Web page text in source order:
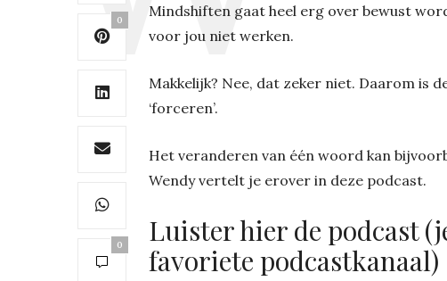
0
0
Mindshiften gaat heel erg over bewust
voor jou niet werken.
Makkelijk? Nee, dat zeker niet. Daarom is
‘forceren’.
Het veranderen van één woord kan
Wendy vertelt je erover in deze podcast.
Luister hier de podcast
favoriete podcastkanaal)